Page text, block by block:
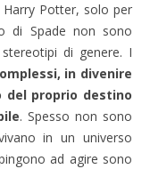
Potter, solo per
di Spade non sono
di genere. I
in divenire
del proprio destino
. Spesso non sono
in un universo
ad agire sono